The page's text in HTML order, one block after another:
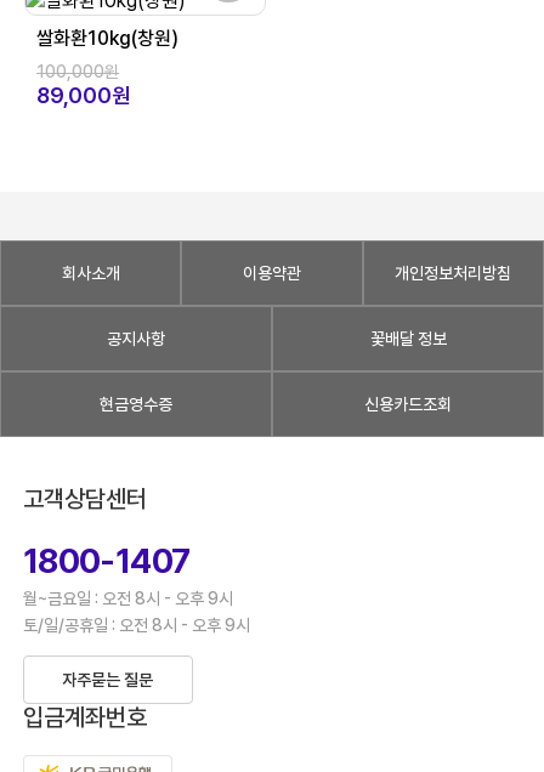
쌀화환10kg(창원)
100,000원
89,000원
회사소개 이용약관 개인정보처리방침
공지사항 꽃배달 정보
현금영수증 신용카드조회
고객상담센터
1800-1407
월~금요일 : 오전 8시 - 오후 9시
토/일/공휴일 : 오전 8시 - 오후 9시
자주묻는 질문
입금계좌번호